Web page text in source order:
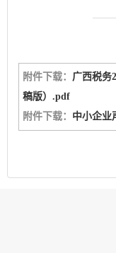
附件下载： 广西税务
稿版）.pdf
附件下载： 中小企业